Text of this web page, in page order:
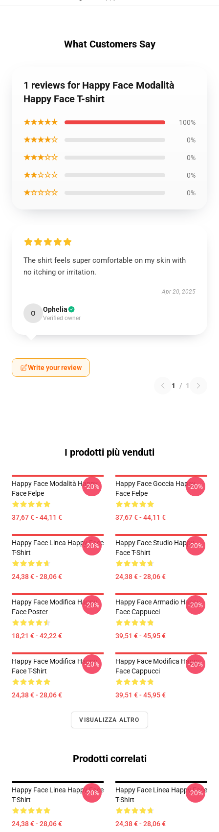
What Customers Say
1 reviews for Happy Face Modalità
Happy Face T-shirt
★★★★★ 100%
★★★★☆ 0%
★★★☆☆ 0%
★★☆☆☆ 0%
★☆☆☆☆ 0%
The shirt feels super comfortable on my skin with
no itching or irritation.
Apr 20, 2025
O Ophelia
Verified owner
Write your review
1 / 1
I prodotti più venduti
Happy Face Modalità Happy
Face Felpe
37,67 € - 44,11 €
-20%
Happy Face Goccia Happy
Face Felpe
37,67 € - 44,11 €
-20%
Happy Face Linea Happy Face
T-Shirt
24,38 € - 28,06 €
-20%
Happy Face Studio Happy
Face T-Shirt
24,38 € - 28,06 €
-20%
Happy Face Modifica Happy
Face Poster
18,21 € - 42,22 €
-20%
Happy Face Armadio Happy
Face Cappucci
39,51 € - 45,95 €
-20%
Happy Face Modifica Happy
Face T-Shirt
24,38 € - 28,06 €
-20%
Happy Face Modifica Happy
Face Cappucci
39,51 € - 45,95 €
-20%
VISUALIZZA ALTRO
Prodotti correlati
Happy Face Linea Happy Face
T-Shirt
24,38 € - 28,06 €
-20%
Happy Face Linea Happy Face
T-Shirt
24,38 € - 28,06 €
-20%